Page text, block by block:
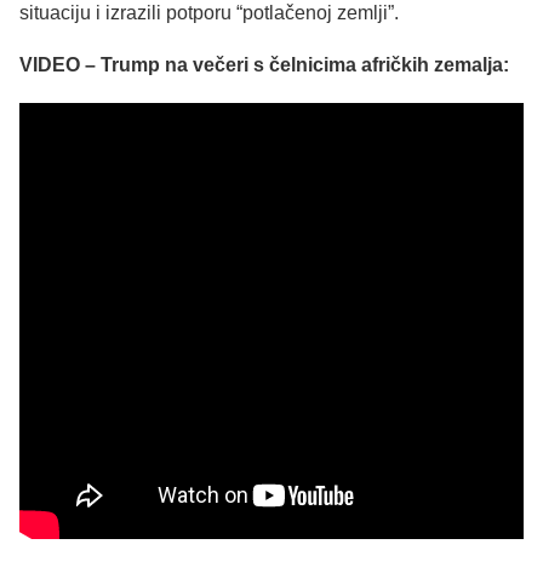
situaciju i izrazili potporu “potlačenoj zemlji”.
VIDEO – Trump na večeri s čelnicima afričkih zemalja: